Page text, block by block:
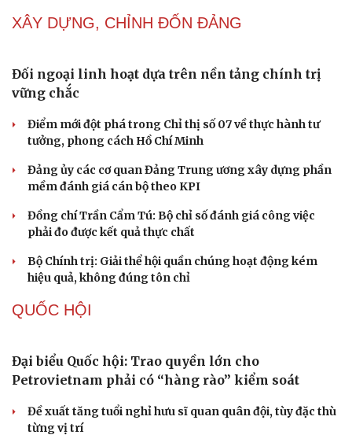
Cải chính
hội
NHẬN DIỆN SỰ THẬT
chứng minh qua những số liệu cụ thể
Thực tiễn vận hành chính quyền ba cấp bác bỏ mọi luận
điệu xuyên tạc
Thủ đoạn xuyên tạc mới trên không gian mạng thời AI
Tự cảnh giác trước tâm lý đám đông khi dùng mạng xã
hội
XÂY DỰNG, CHỈNH ĐỐN ĐẢNG
Đối ngoại linh hoạt dựa trên nền tảng chính trị
vững chắc